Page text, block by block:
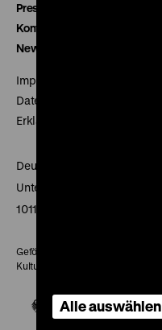
Presse
Kontakt
Newsletter
Impressum
Datenschutz
Erklärung digitale
Deutsches Historisches
Unter den Linden 2
10117 Berlin
Gefördert mit Mitteln des
Kultur und Medien
Alle auswählen